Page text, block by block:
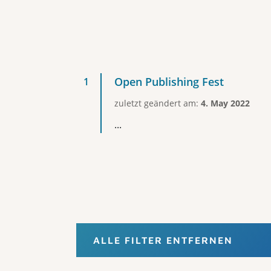
Open Publishing Fest
zuletzt geändert am: 4. May 2022
...
ALLE FILTER ENTFERNEN